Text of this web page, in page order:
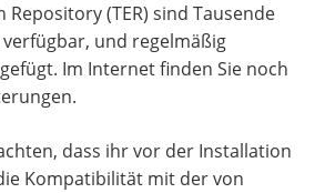
Repository (TER) sind Tausende
und regelmäßig
Im Internet finden Sie noch
dass ihr vor der Installation
Kompatibilität mit der von